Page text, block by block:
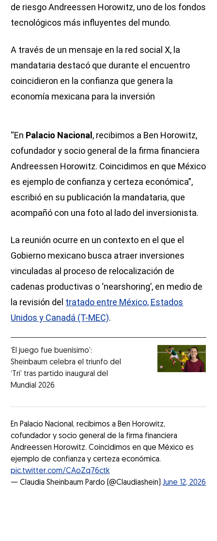
de riesgo Andreessen Horowitz, uno de los fondos
tecnológicos más influyentes del mundo.
A través de un mensaje en la red social X, la
mandataria destacó que durante el encuentro
coincidieron en la confianza que genera la
economía mexicana para la inversión
“En Palacio Nacional, recibimos a Ben Horowitz,
cofundador y socio general de la firma financiera
Andreessen Horowitz. Coincidimos en que México
es ejemplo de confianza y certeza económica”,
escribió en su publicación la mandataria, que
acompañó con una foto al lado del inversionista.
La reunión ocurre en un contexto en el que el
Gobierno mexicano busca atraer inversiones
vinculadas al proceso de relocalización de
cadenas productivas o ‘nearshoring’, en medio de
la revisión del tratado entre México, Estados
Unidos y Canadá (T-MEC).
‘El juego fue buenísimo’:
Sheinbaum celebra el triunfo del
‘Tri’ tras partido inaugural del
Mundial 2026
En Palacio Nacional, recibimos a Ben Horowitz,
cofundador y socio general de la firma financiera
Andreessen Horowitz. Coincidimos en que México es
ejemplo de confianza y certeza económica.
pic.twitter.com/CAoZq76ctk
— Claudia Sheinbaum Pardo (@Claudiashein)June 12, 2026